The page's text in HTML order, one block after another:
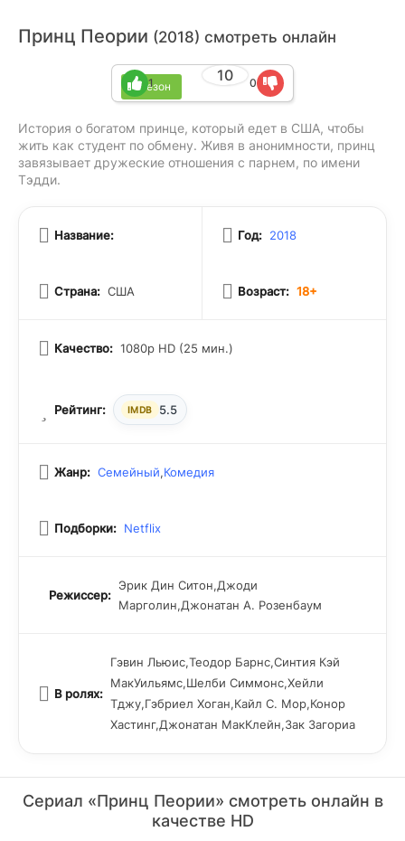
Принц Пеории (2018) смотреть онлайн
1 сезон
10
1 0
История о богатом принце, который едет в США, чтобы
жить как студент по обмену. Живя в анонимности, принц
завязывает дружеские отношения с парнем, по имени
Тэдди.
Название:
Страна: США
Год: 2018
Возраст: 18+
Качество: 1080p HD (25 мин.)
Рейтинг: IMDB 5.5
Жанр: Семейный,Комедия
Подборки: Netflix
Режиссер:
Эрик Дин Ситон,Джоди
Марголин,Джонатан А. Розенбаум
В ролях:
Гэвин Льюис,Теодор Барнс,Синтия Кэй
МакУильямс,Шелби Симмонс,Хейли
Тджу,Гэбриел Хоган,Кайл С. Мор,Конор
Хастинг,Джонатан МакКлейн,Зак Загориа
Сериал «Принц Пеории» смотреть онлайн в
качестве HD